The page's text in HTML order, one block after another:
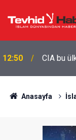
12:50 CIA bu
Anasayfa